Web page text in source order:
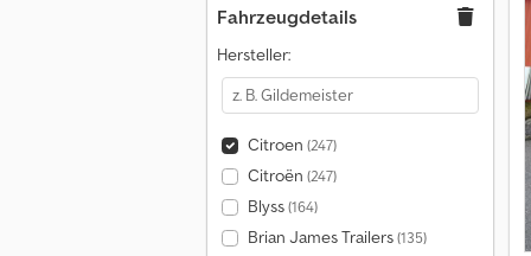
Fahrzeugdetails
Hersteller:
Citroen (247)
Citroën (247)
Blyss(164)
Brian James Trailers(135)